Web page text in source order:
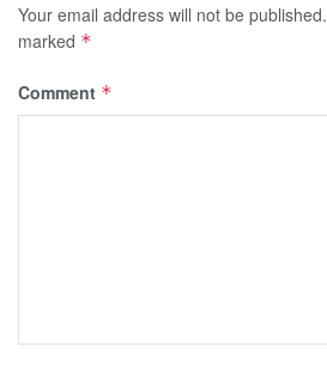
Your email address will not be published.
marked *
Comment *